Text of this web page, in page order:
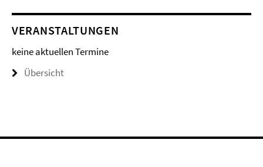
VERANSTALTUNGEN
keine aktuellen Termine
Übersicht